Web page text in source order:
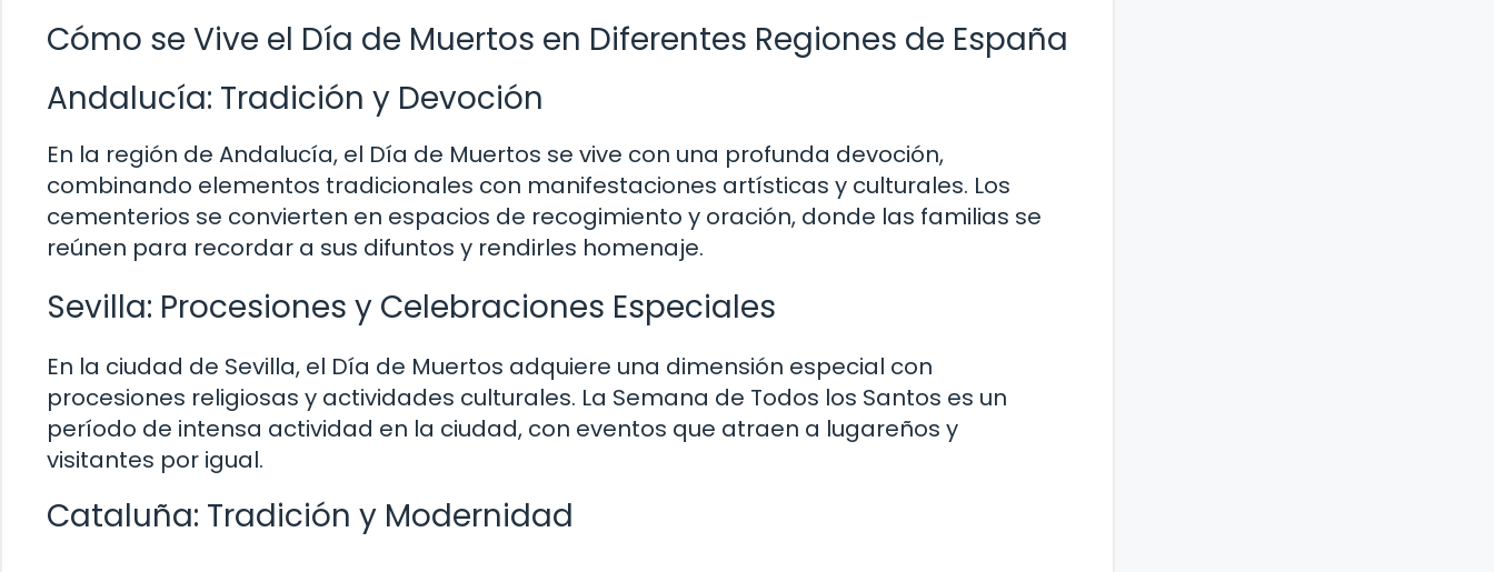
Cómo se Vive el Día de Muertos en Diferentes Regiones de España
Andalucía: Tradición y Devoción
En la región de Andalucía, el Día de Muertos se vive con una profunda devoción,
combinando elementos tradicionales con manifestaciones artísticas y culturales. Los
cementerios se convierten en espacios de recogimiento y oración, donde las familias se
reúnen para recordar a sus difuntos y rendirles homenaje.
Sevilla: Procesiones y Celebraciones Especiales
En la ciudad de Sevilla, el Día de Muertos adquiere una dimensión especial con
procesiones religiosas y actividades culturales. La Semana de Todos los Santos es un
período de intensa actividad en la ciudad, con eventos que atraen a lugareños y
visitantes por igual.
Cataluña: Tradición y Modernidad